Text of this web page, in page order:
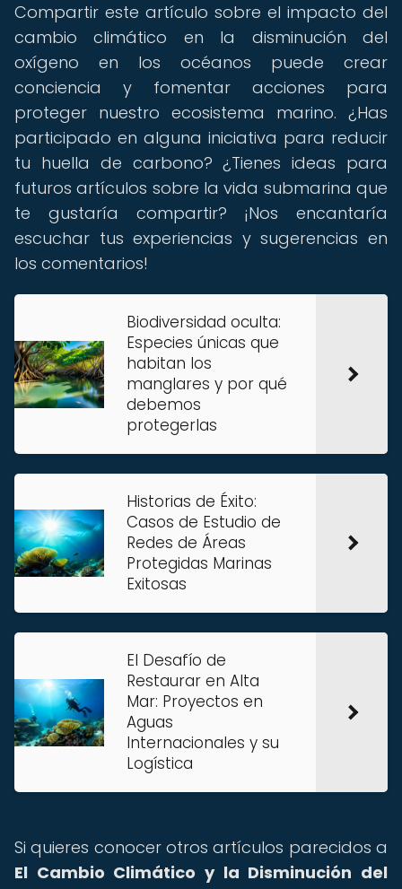
Compartir este artículo sobre el impacto del
cambio climático en la disminución del
oxígeno en los océanos puede crear
conciencia y fomentar acciones para
proteger nuestro ecosistema marino. ¿Has
participado en alguna iniciativa para reducir
tu huella de carbono? ¿Tienes ideas para
futuros artículos sobre la vida submarina que
te gustaría compartir? ¡Nos encantaría
escuchar tus experiencias y sugerencias en
los comentarios!
Biodiversidad oculta:
Especies únicas que
habitan los
manglares y por qué
debemos
protegerlas
Historias de Éxito:
Casos de Estudio de
Redes de Áreas
Protegidas Marinas
Exitosas
El Desafío de
Restaurar en Alta
Mar: Proyectos en
Aguas
Internacionales y su
Logística
Si quieres conocer otros artículos parecidos a
El Cambio Climático y la Disminución del